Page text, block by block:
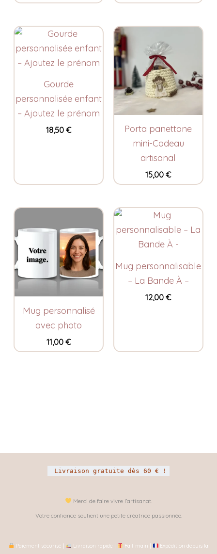
Gourde
personnalisée enfant
– Ajoutez le prénom
18,50€
Porta panettone
mini-Cadeau
artisanal
15,00€
Mug personnalisé
avec photo
11,00€
Mug personnalisable
– La Bande À –
12,00€
Livraison gratuite dès 60 € !
Merci de faire vivre l’artisanat.
Votre confiance soutient une petite créatrice passionnée.
Paiement sécurisé | Livraison rapide | Fait main | Expédition depuis la